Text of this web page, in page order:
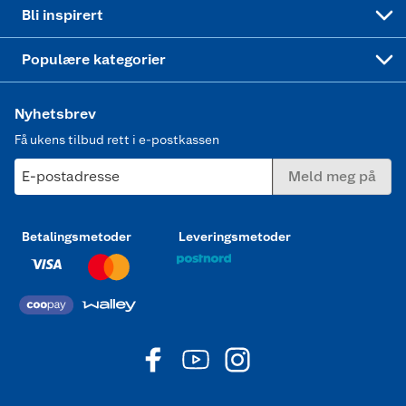
Bli inspirert
Populære kategorier
Nyhetsbrev
Få ukens tilbud rett i e-postkassen
E-postadresse Meld meg på
Betalingsmetoder Leveringsmetoder